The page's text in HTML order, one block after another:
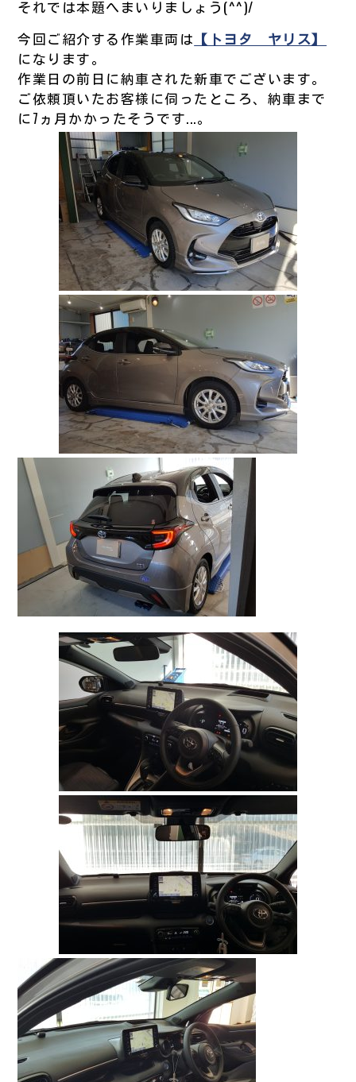
それでは本題へまいりましょう(^^)/
今回ご紹介する作業車両は 【トヨタ ヤリス】
になります。
作業日の前日に納車された新車でございます。
ご依頼頂いたお客様に伺ったところ、納車まで
に7ヵ月かかったそうです...。